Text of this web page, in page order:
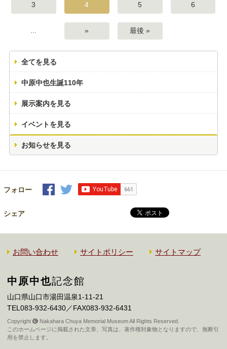
全てを見る
中原中也生誕110年
展示案内を見る
イベントを見る
お知らせを見る
3 4 5 6
... » 最後 »
フォロー
シェア
お問い合わせ サイトポリシー サイトマップ
中原中也記念館
山口県山口市湯田温泉1-11-21
TEL083-932-6430／FAX083-932-6431
Copyright
Nakahara Chuya Memorial Museum All Rights Reserved.
このホームページに掲載された文章、写真は、著作権対象物となりますので、無断引
用を禁止します。